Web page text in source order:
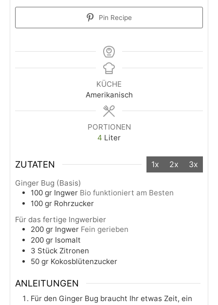
Pin Recipe
KÜCHE
Amerikanisch
PORTIONEN
4 Liter
ZUTATEN 1x 2x 3x
Ginger Bug (Basis)
100 gr Ingwer Bio funktioniert am Besten
100 gr Rohrzucker
Für das fertige Ingwerbier
200 gr Ingwer Fein gerieben
200 gr Isomalt
3 Stück Zitronen
50 gr Kokosblütenzucker
ANLEITUNGEN
Für den Ginger Bug braucht Ihr etwas Zeit, ein